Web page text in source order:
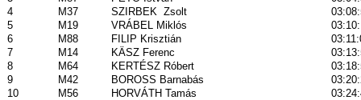
4
M37 SZIRBEK Zsolt
5
M19 VRÁBEL Miklós
6
M88 FILIP Krisztián
7
M14 KÄSZ Ferenc
8
M64 KERTÉSZ Róbert
9
M42 BOROSS Barnabás
10
M56 HORVÁTH Tamás